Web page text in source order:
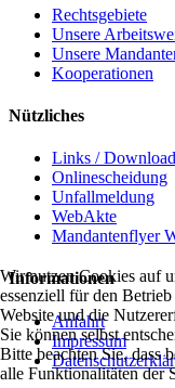
Rechtsgebiete
Unsere
Unsere
Kooperationen
Nützliches
Links /
Onlinescheidung
Unfallmeldung
WebAkte
Mandantenflyer
Informationen
Anfahrt
Impressum
Wir nutzen Cookies auf
essenziell für den
Website und die
Sie können selbst
Bitte beachten Sie, dass
alle Funktionalitäten der